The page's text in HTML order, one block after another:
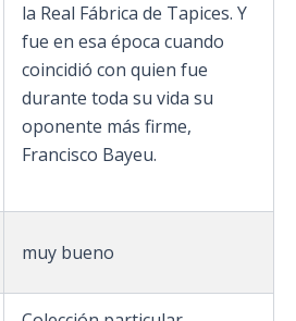
la Real Fábrica de Tapices. Y
fue en esa época cuando
coincidió con quien fue
durante toda su vida su
oponente más firme,
Francisco Bayeu.
muy bueno